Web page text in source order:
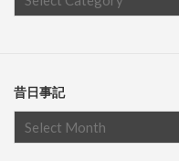
昔日事記